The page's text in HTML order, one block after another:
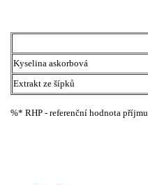
Kyselina askorbová
Extrakt ze šípků
%* RHP - referenční hodnota příjmu